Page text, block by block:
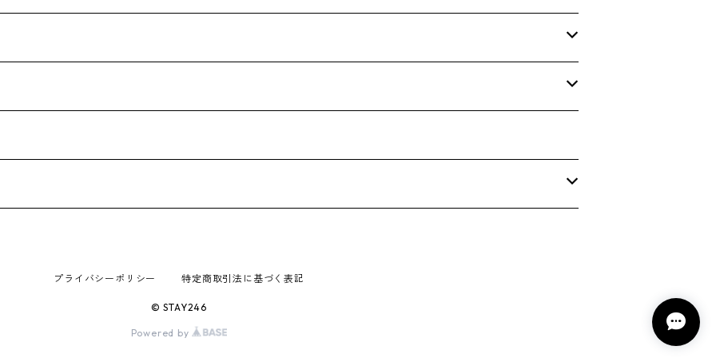
プライバシーポリシー 特定商取引法に基づく表記
© STAY246
Powered by